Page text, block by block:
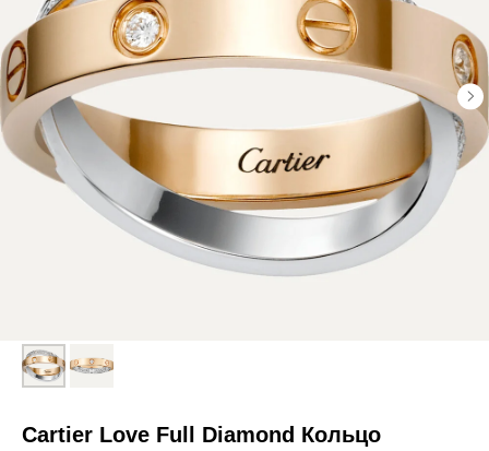
Cartier Love Full Diamond Кольцо